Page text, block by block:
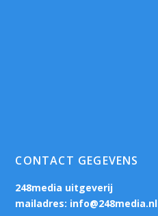
CONTACT GEGEVENS
248media uitgeverij
mailadres: info@248media.nl